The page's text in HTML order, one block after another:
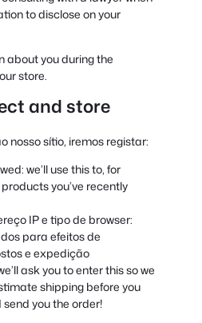
to disclose on your
about you during the
store.
and store
nosso sítio, iremos registar:
we’ll use this to, for
you’ve recently
IP e tipo de browser:
para efeitos de
e expedição
ask you to enter this so we
shipping before you
you the order!